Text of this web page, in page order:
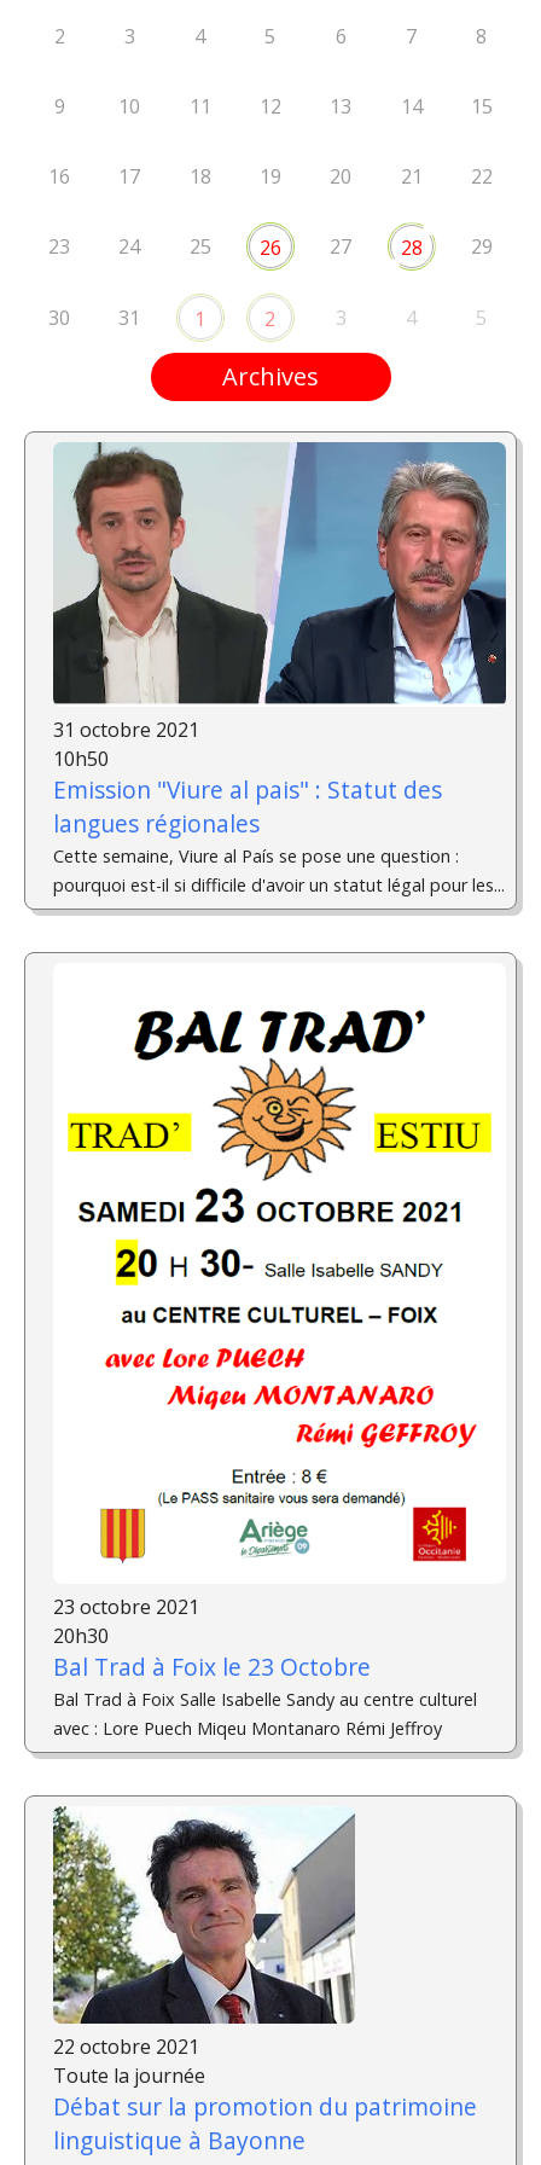
2 3 4 5 6 7 8
9 10 11 12 13 14 15
16 17 18 19 20 21 22
23 24 25 26 27 28 29
30 31 1 2 3 4 5
Archives
31 octobre 2021
10h50
Emission "Viure al pais" : Statut des
langues régionales
Cette semaine, Viure al País se pose une question :
pourquoi est-il si difficile d'avoir un statut légal pour les...
23 octobre 2021
20h30
Bal Trad à Foix le 23 Octobre
Bal Trad à Foix Salle Isabelle Sandy au centre culturel
avec : Lore Puech Miqeu Montanaro Rémi Jeffroy
22 octobre 2021
Toute la journée
Débat sur la promotion du patrimoine
linguistique à Bayonne